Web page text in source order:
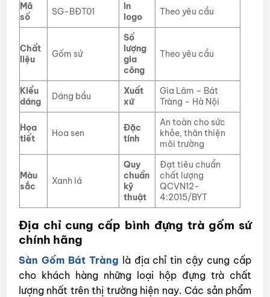
Mã
số
SG-BĐT01
In
logo
Theo yêu cầu
Chất
liệu
Gốm sứ
Số
lượng
gia
công
Theo yêu cầu
Kiểu
dáng
Dáng bầu
Xuất
xứ
Gia Lâm – Bát
Tràng – Hà Nội
Họa
tiết
Hoa sen
Đặc
tính
An toàn cho sức
khỏe, thân thiện
môi trường
Màu
sắc
Xanh lá
Quy
chuẩn
kỹ
thuật
Đạt tiêu chuẩn
chất lượng
QCVN12-
4:2015/BYT
Địa chỉ cung cấp bình đựng trà gốm sứ
chính hãng
Sàn Gốm Bát Tràng là địa chỉ tin cậy cung cấp
cho khách hàng những loại hộp đựng trà chất
lượng nhất trên thị trường hiện nay. Các sản phẩm